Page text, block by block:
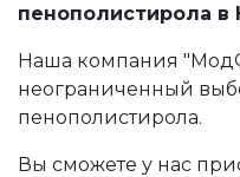
пенополистирола в
Наша компания
неограниченный
пенополистирола.
Вы сможете у нас